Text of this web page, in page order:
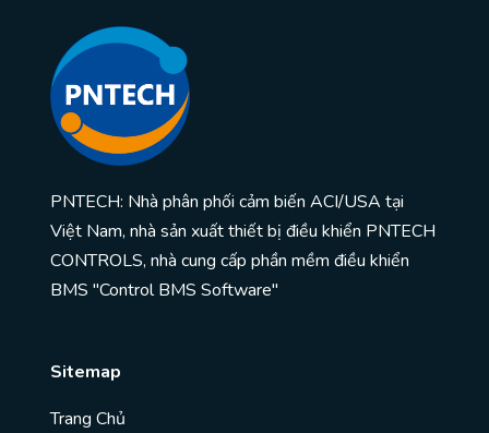
PNTECH: Nhà phân phối cảm biến ACI/USA tại
Việt Nam, nhà sản xuất thiết bị điều khiển PNTECH
CONTROLS, nhà cung cấp phần mềm điều khiển
BMS "Control BMS Software"
Sitemap
Trang Chủ